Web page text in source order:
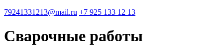
79241331213@mail.ru +7 925 133 12 13
Сварочные работы